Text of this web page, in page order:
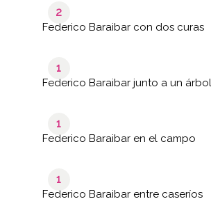
2
Federico Baraibar con dos curas
1
Federico Baraibar junto a un árbol
1
Federico Baraibar en el campo
1
Federico Baraibar entre caseríos